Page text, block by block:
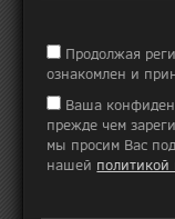
Продолжая
ознакомлен и
Ваша
прежде чем
мы просим Вас
нашей политикой